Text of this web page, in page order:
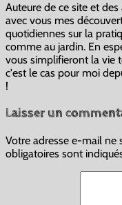
Auteure de ce site et
avec vous mes
quotidiennes sur la
comme au jardin. En
vous simplifieront la vie
c'est le cas pour moi
!
Laisser un
Votre adresse e-mail ne
obligatoires sont